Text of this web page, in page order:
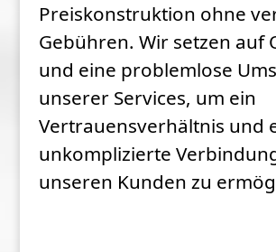
Preiskonstruktion ohne
Gebühren. Wir setzen auf
und eine problemlose
unserer Services, um ein
Vertrauensverhältnis und
unkomplizierte
unseren Kunden zu